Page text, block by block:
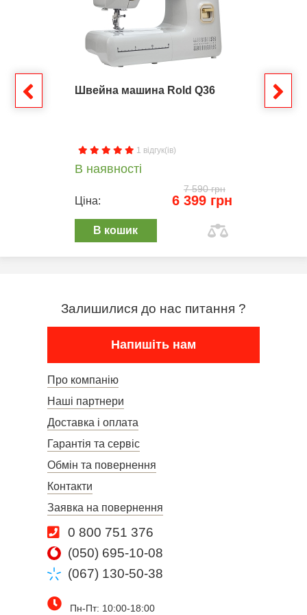
Швейна машина Rold Q36
1 відгук(ів)
В наявності
7 590 грн
Ціна: 6 399 грн
В кошик
Залишилися до нас питання ?
Напишіть нам
Про компанію
Наші партнери
Доставка і оплата
Гарантія та сервіс
Обмін та повернення
Контакти
Заявка на повернення
0 800 751 376
(050) 695-10-08
(067) 130-50-38
Пн-Пт: 10:00-18:00